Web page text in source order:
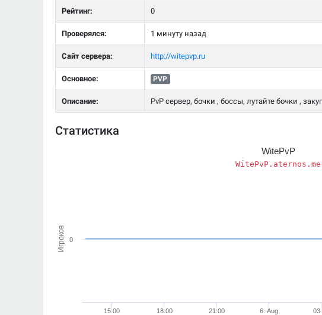
Рейтинг: 0
Проверялся: 1 минуту назад
Сайт сервера: http://witepvp.ru
Основное: PVP
Описание: PvP сервер, бочки , боссы, лутайте бочки ,
Статистика
Игроков
WitePvP
WitePvP.aternos.me
15:00 18:00 21:00 6. Aug
0